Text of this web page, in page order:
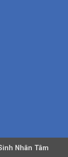
Nhân Tâm